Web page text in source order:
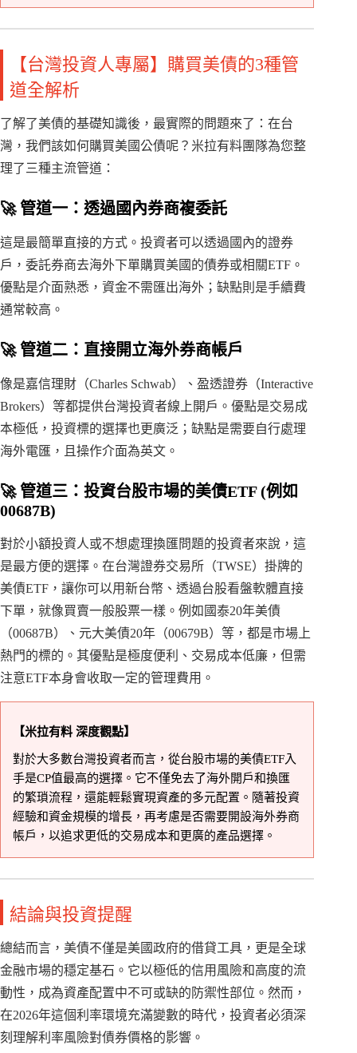
【台灣投資人專屬】購買美債的3種管
道全解析
了解了美債的基礎知識後，最實際的問題來了：在台
灣，我們該如何購買美國公債呢？米拉有料團隊為您整
理了三種主流管道：
🚀 管道一：透過國內券商複委託
這是最簡單直接的方式。投資者可以透過國內的證券
戶，委託券商去海外下單購買美國的債券或相關ETF。
優點是介面熟悉，資金不需匯出海外；缺點則是手續費
通常較高。
🚀 管道二：直接開立海外券商帳戶
像是嘉信理財（Charles Schwab）、盈透證券（Interactive
Brokers）等都提供台灣投資者線上開戶。優點是交易成
本極低，投資標的選擇也更廣泛；缺點是需要自行處理
海外電匯，且操作介面為英文。
🚀 管道三：投資台股市場的美債ETF (例如
00687B)
對於小額投資人或不想處理換匯問題的投資者來說，這
是最方便的選擇。在台灣證券交易所（TWSE）掛牌的
美債ETF，讓你可以用新台幣、透過台股看盤軟體直接
下單，就像買賣一般股票一樣。例如國泰20年美債
（00687B）、元大美債20年（00679B）等，都是市場上
熱門的標的。其優點是極度便利、交易成本低廉，但需
注意ETF本身會收取一定的管理費用。
【米拉有料 深度觀點】
對於大多數台灣投資者而言，從台股市場的美債ETF入
手是CP值最高的選擇。它不僅免去了海外開戶和換匯
的繁瑣流程，還能輕鬆實現資產的多元配置。隨著投資
經驗和資金規模的增長，再考慮是否需要開設海外券商
帳戶，以追求更低的交易成本和更廣的產品選擇。
結論與投資提醒
總結而言，美債不僅是美國政府的借貸工具，更是全球
金融市場的穩定基石。它以極低的信用風險和高度的流
動性，成為資產配置中不可或缺的防禦性部位。然而，
在2026年這個利率環境充滿變數的時代，投資者必須深
刻理解利率風險對債券價格的影響。